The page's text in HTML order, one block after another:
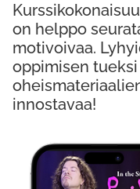
on helppo
motivoivaa.
oppimisen
innostavaa!